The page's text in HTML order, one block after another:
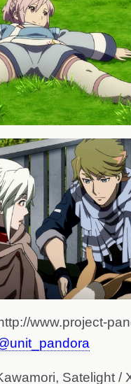
www.project-
Satelight /